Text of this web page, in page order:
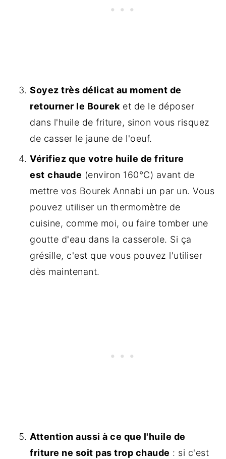
Soyez très délicat au moment de
retourner le Bourek et de le déposer
dans l'huile de friture, sinon vous risquez
de casser le jaune de l'oeuf.
Vérifiez que votre huile de friture
est chaude (environ 160°C) avant de
mettre vos Bourek Annabi un par un. Vous
pouvez utiliser un thermomètre de
cuisine, comme moi, ou faire tomber une
goutte d'eau dans la casserole. Si ça
grésille, c'est que vous pouvez l'utiliser
dès maintenant.
Attention aussi à ce que l'huile de
friture ne soit pas trop chaude : si c'est